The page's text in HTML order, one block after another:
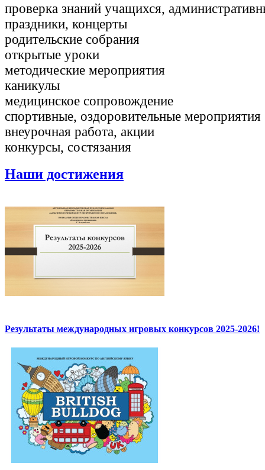
проверка знаний учащихся,
праздники, концерты
родительские собрания
открытые уроки
методические мероприятия
каникулы
медицинское сопровождение
спортивные, оздоровительные мероприятия
внеурочная работа, акции
конкурсы, состязания
Наши достижения
Результаты международных игровых конкурсов 2025-2026!